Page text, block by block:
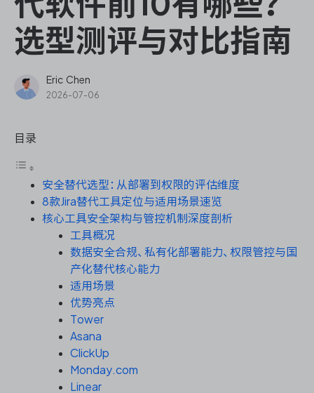
测试管理
研发效能管理
资源和工时管理
服务台和工单管理
IPD 研发管理
选型测评与对比指南
Eric Chen
2026-07-06
目录
安全替代选型：从部署到权限的评估维度
8款Jira替代工具定位与适用场景速览
核心工具安全架构与管控机制深度剖析
工具概况
数据安全合规、私有化部署能力、权限管控与国
产化替代核心能力
适用场景
优势亮点
Tower
Asana
ClickUp
Monday.com
Linear